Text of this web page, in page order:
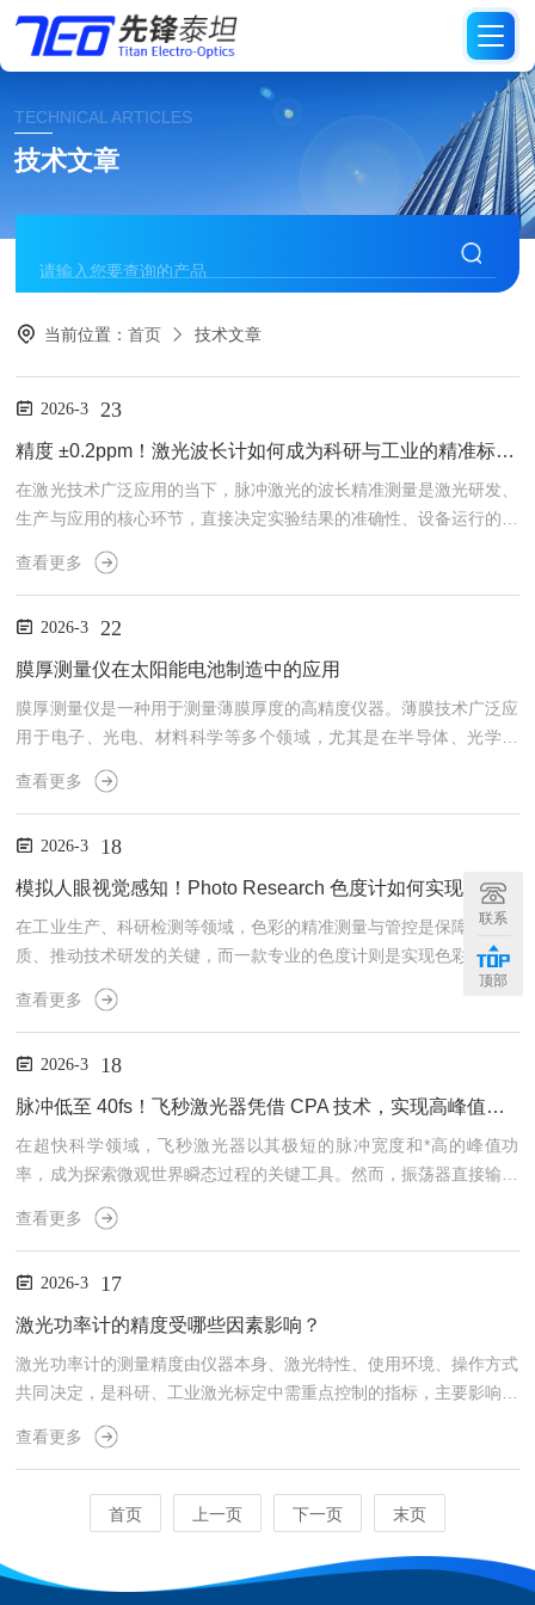
TECHNICAL ARTICLES
技术文章
当前位置：首页 技术文章
2026-3 23
精度 ±0.2ppm！激光波长计如何成为科研与工业的精准标尺？
在激光技术广泛应用的当下，脉冲激光的波长精准测量是激光研发、
生产与应用的核心环节，直接决定实验结果的准确性、设备运行的稳
定性。脉冲激光波长计核心采用菲佐干涉仪（Fizeauetalon）设计原
理，搭配高速光电探测器阵列与板载数字信号处理器，实现脉冲激光
空间干涉图，由高速光电探测器阵列捕捉干涉信号后，板载数字信号
处理器会快速将干涉数据转化为精准的波长数值，整个计算过程在设
查看更多
2026-3 22
膜厚测量仪在太阳能电池制造中的应用
膜厚测量仪是一种用于测量薄膜厚度的高精度仪器。薄膜技术广泛应
用于电子、光电、材料科学等多个领域，尤其是在半导体、光学涂
层、太阳能电池、薄膜电池、薄膜传感器等技术中具有重要的应用。
能够精准、快速地测量薄膜的厚度，是科研、生产中不可缺重要工
厚度直接影响器件的性能。能够精确地测量硅片上的氧化层、金属层
等薄膜的厚度，确保生产过程中的薄膜质量稳定。2.光学涂层光学涂
层广泛应用于眼镜、镜头、显示器等领域，能够精确测量光学涂层
的...
查看更多
2026-3 18
模拟人眼视觉感知！Photo Research 色度计如何实现客观色彩测量？
在工业生产、科研检测等领域，色彩的精准测量与管控是保障产品品
质、推动技术研发的关键，而一款专业的色度计则是实现色彩客观量
化的核心工具。先美国PhotoResearch品牌的色度计产品，凭借其卓
*的测量性能，成为各领域色彩测量的优选装备。下面就为大家详细
arch色度计的工作原理基于国际通用的CIE三刺激值理论，完*模拟人
眼对红、绿、蓝三原色的感知机制，搭配专业滤光片组与高灵敏度光
查看更多
2026-3 18
脉冲低至 40fs！飞秒激光器凭借 CPA 技术，实现高峰值功率精准输出
在超快科学领域，飞秒激光器以其极短的脉冲宽度和*高的峰值功
率，成为探索微观世界瞬态过程的关键工具。然而，振荡器直接输出
的飞秒激光能量往往较低，难以满足泵浦-探测、高次谐波产生等前
沿研究需求。此时，飞秒激光放大器便成为不可**的核心设备。美国
术积淀，其飞秒激光放大器以卓*的稳定性与输出性能，成为科研与
工业用户的理想选择。飞秒激光放大器普遍采用啁啾脉冲放大（CP
查看更多
2026-3 17
激光功率计的精度受哪些因素影响？
激光功率计的测量精度由仪器本身、激光特性、使用环境、操作方式
共同决定，是科研、工业激光标定中需重点控制的指标，主要影响因
素如下：一、仪器自身特性因素探头类型与固有精度热电堆型功率计
线性度、长期稳定性较好，但响应慢；光电二极管型灵敏度高，但易
础测量误差。波长校准偏差探头吸收涂层、光电二极管的响应度随波
长变化，若测量波长与标定波长不一致，会产生波长响应误差，是常
见精度误差来源。衰减器与光学元件损耗探头内置衰减片、滤光片
查看更多
首页 上一页 下一页 末页
联系
顶部